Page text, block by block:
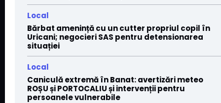
Local
Bărbat amenință cu un cutter propriul copil în
Uricani; negocieri SAS pentru detensionarea
situației
Local
Caniculă extremă în Banat: avertizări meteo
ROȘU și PORTOCALIU și intervenții pentru
persoanele vulnerabile